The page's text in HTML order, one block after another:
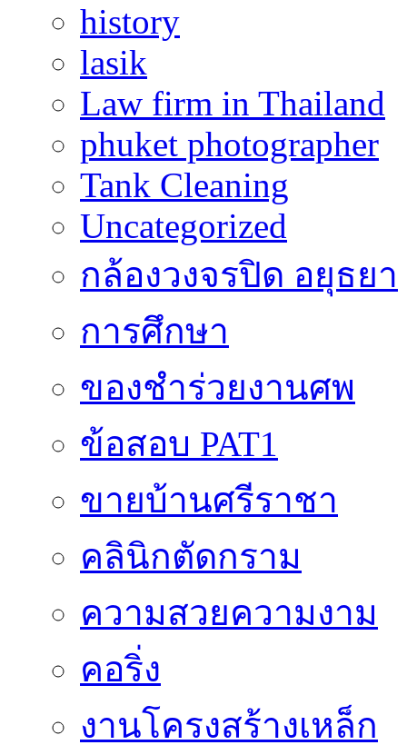
history
lasik
Law firm in Thailand
phuket photographer
Tank Cleaning
Uncategorized
กล้องวงจรปิด อยุธยา
การศึกษา
ของชำร่วยงานศพ
ข้อสอบ PAT1
ขายบ้านศรีราชา
คลินิกตัดกราม
ความสวยความงาม
คอริ่ง
งานโครงสร้างเหล็ก